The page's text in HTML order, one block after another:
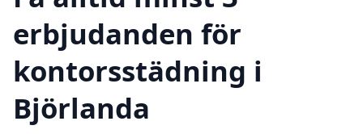
erbjudanden för
kontorsstädning i
Björlanda